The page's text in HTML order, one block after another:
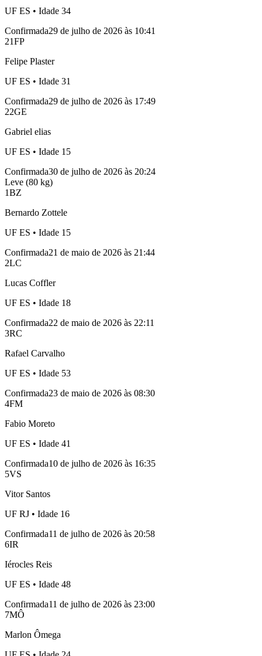
UF ES • Idade 34
Confirmada29 de julho de 2026 às 10:41
21FP
Felipe Plaster
UF ES • Idade 31
Confirmada29 de julho de 2026 às 17:49
22GE
Gabriel elias
UF ES • Idade 15
Confirmada30 de julho de 2026 às 20:24
Leve (80 kg)
1BZ
Bernardo Zottele
UF ES • Idade 15
Confirmada21 de maio de 2026 às 21:44
2LC
Lucas Coffler
UF ES • Idade 18
Confirmada22 de maio de 2026 às 22:11
3RC
Rafael Carvalho
UF ES • Idade 53
Confirmada23 de maio de 2026 às 08:30
4FM
Fabio Moreto
UF ES • Idade 41
Confirmada10 de julho de 2026 às 16:35
5VS
Vitor Santos
UF RJ • Idade 16
Confirmada11 de julho de 2026 às 20:58
6IR
Iérocles Reis
UF ES • Idade 48
Confirmada11 de julho de 2026 às 23:00
7MÔ
Marlon Ômega